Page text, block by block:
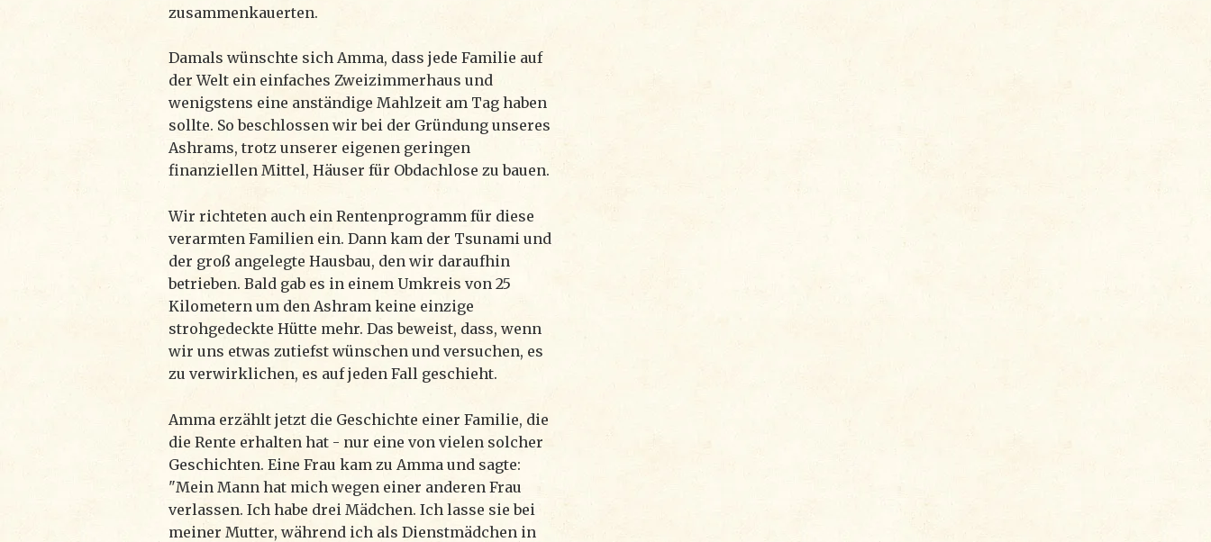
zusammenkauerten.
Damals wünschte sich Amma, dass jede Familie auf
der Welt ein einfaches Zweizimmerhaus und
wenigstens eine anständige Mahlzeit am Tag haben
sollte. So beschlossen wir bei der Gründung unseres
Ashrams, trotz unserer eigenen geringen
finanziellen Mittel, Häuser für Obdachlose zu bauen.
Wir richteten auch ein Rentenprogramm für diese
verarmten Familien ein. Dann kam der Tsunami und
der groß angelegte Hausbau, den wir daraufhin
betrieben. Bald gab es in einem Umkreis von 25
Kilometern um den Ashram keine einzige
strohgedeckte Hütte mehr. Das beweist, dass, wenn
wir uns etwas zutiefst wünschen und versuchen, es
zu verwirklichen, es auf jeden Fall geschieht.
Amma erzählt jetzt die Geschichte einer Familie, die
die Rente erhalten hat - nur eine von vielen solcher
Geschichten. Eine Frau kam zu Amma und sagte:
"Mein Mann hat mich wegen einer anderen Frau
verlassen. Ich habe drei Mädchen. Ich lasse sie bei
meiner Mutter, während ich als Dienstmädchen in